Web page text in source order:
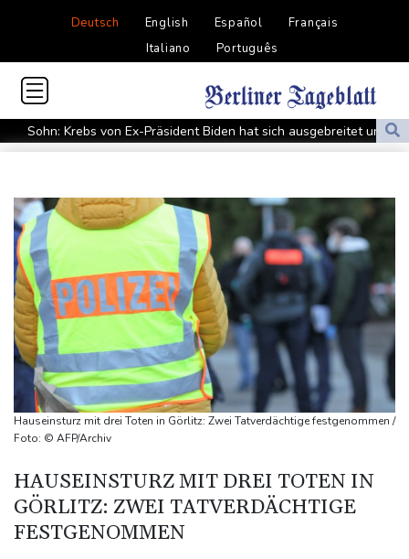
Deutsch English Español
Français
Italiano
Português
Sohn: Krebs von Ex-Präsident Biden hat sich ausgebreitet und
Metastasen gebildet
Hormus
Trauerflor und Schweigeminute: Inter Miami trauert mit Messi
WTA: Sabalenka scheitert überraschend in Toronto
Zwei Bombenanschläge in Kolumbien an erstem Tag im Amt des
neuen Präsidenten Espriella
Busemann: Kein EM-Titel für Neugebauer wäre "eine
Enttäuschung"
Becker: Wer mehr will als Klassenerhalt hat "Fehler im Kopf"
Sohn: Krebs von Ex-Präsident Joe Biden hat sich ausgebreitet
und Metastasen gebildet
Vorgaben des Bundes geknüpft
FIFA stärkt Infantino - und holt zum Rundumschlag aus
Hauseinsturz mit drei Toten in Görlitz: Zwei Tatverdächtige festgenommen /
Foto: © AFP/Archiv
HAUSEINSTURZ MIT DREI TOTEN IN
GÖRLITZ: ZWEI TATVERDÄCHTIGE
FESTGENOMMEN